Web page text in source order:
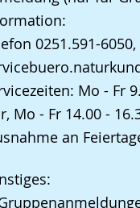
0251.591-6050,
Mo - Fr
Mo - Fr 14.00 -
an